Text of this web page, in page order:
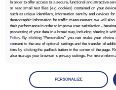
In order to offer access to a secure, functional and attractive
or read small text files (e.g. cookies) contained on your
such as unique identifiers, information sent by end devices
demographic information for traffic measurement, we will
their performance in order to improve user satisfaction -
processing of your data in a broad way, including sharing it
Policy. By clicking "Personalize" you can make your
consent to the use of optional settings and the transfer of
time by clicking the padlock button in the corner of the page.
also manage your browser`s privacy settings. For more
Managepreferences
Select the consents of your choice
PERSONALIZE